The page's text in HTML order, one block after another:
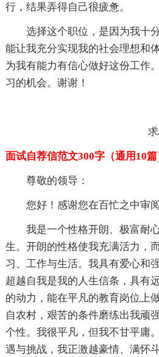
行，结果弄得自己很疲惫。
选择这个职位，是因为我十
能让我充分实现我的社会理想和
为我有能力有信心做好这份工作
习的机会。谢谢！
求职
面试自荐信范文300字（通用10篇
尊敬的领导：
您好！感谢您在百忙之中审
我是一个性格开朗、极富耐
生。开朗的性格使我充满活力，
习、工作与生活。我具有爱心和
超越自我是我的人生信条，具有
的动力，能在平凡的教育岗位上
自农村，艰苦的条件磨练出我顽
个性。我很平凡，但我不甘平庸
遇与挑战，我正激越豪情、满怀